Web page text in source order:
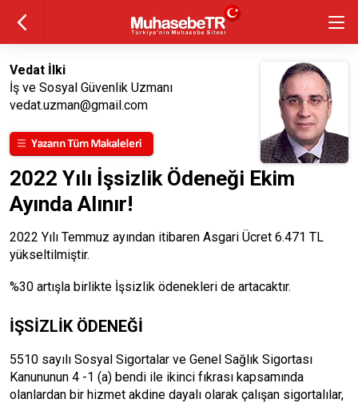
Vedat İlki
İş ve Sosyal Güvenlik Uzmanı
vedat.uzman@gmail.com
2022 Yılı İşsizlik Ödeneği Ekim
Ayında Alınır!
2022 Yılı Temmuz ayından itibaren Asgari Ücret 6.471 TL
yükseltilmiştir.
%30 artışla birlikte İşsizlik ödenekleri de artacaktır.
İŞSİZLİK ÖDENEĞİ
5510 sayılı Sosyal Sigortalar ve Genel Sağlık Sigortası
Kanununun 4 -1 (a) bendi ile ikinci fıkrası kapsamında
olanlardan bir hizmet akdine dayalı olarak çalışan sigortalılar,